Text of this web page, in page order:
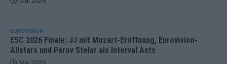
EUROVISION
ESC 2026 Finale: JJ mit Mozart-Eröffnung, Eurovision-
Allstars und Parov Stelar als Interval Acts